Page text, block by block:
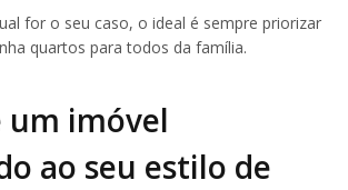
for o seu caso, o ideal é sempre priorizar
quartos para todos da família.
um imóvel
ao seu estilo de